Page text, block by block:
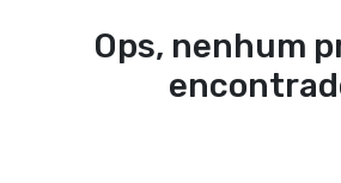
Ops, nenhum